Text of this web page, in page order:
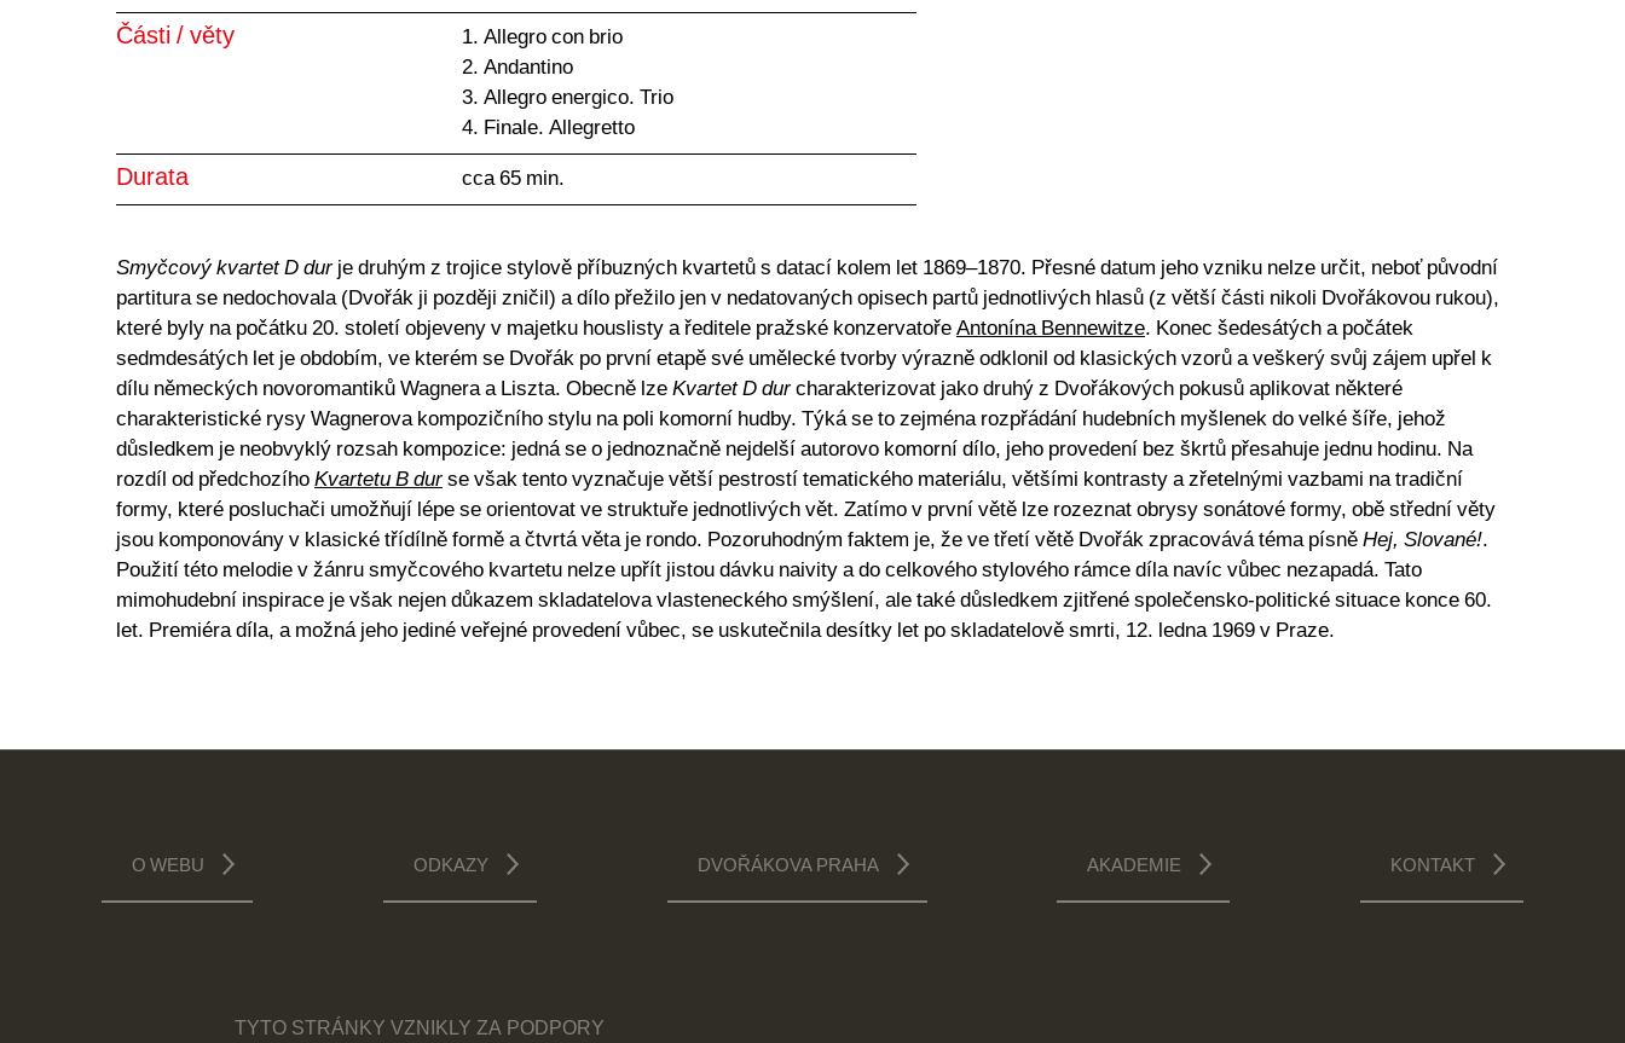
Části / věty
1. Allegro con brio
2. Andantino
3. Allegro energico. Trio
4. Finale. Allegretto
Durata cca 65 min.
Smyčcový kvartet D durje druhým z trojice stylově příbuzných kvartetů s datací kolem let 1869–1870. Přesné datum jeho vzniku nelze určit, neboť původní
partitura se nedochovala (Dvořák ji později zničil) a dílo přežilo jen v nedatovaných opisech partů jednotlivých hlasů (z větší části nikoli Dvořákovou rukou),
které byly na počátku 20. století objeveny v majetku houslisty a ředitele pražské konzervatoře Antonína Bennewitze. Konec šedesátých a počátek
sedmdesátých let je obdobím, ve kterém se Dvořák po první etapě své umělecké tvorby výrazně odklonil od klasických vzorů a veškerý svůj zájem upřel k
dílu německých novoromantiků Wagnera a Liszta. Obecně lze Kvartet D durcharakterizovat jako druhý z Dvořákových pokusů aplikovat některé
charakteristické rysy Wagnerova kompozičního stylu na poli komorní hudby. Týká se to zejména rozpřádání hudebních myšlenek do velké šíře, jehož
důsledkem je neobvyklý rozsah kompozice: jedná se o jednoznačně nejdelší autorovo komorní dílo, jeho provedení bez škrtů přesahuje jednu hodinu. Na
rozdíl od předchozího Kvartetu B dur se však tento vyznačuje větší pestrostí tematického materiálu, většími kontrasty a zřetelnými vazbami na tradiční
formy, které posluchači umožňují lépe se orientovat ve struktuře jednotlivých vět. Zatímo v první větě lze rozeznat obrysy sonátové formy, obě střední věty
jsou komponovány v klasické třídílně formě a čtvrtá věta je rondo. Pozoruhodným faktem je, že ve třetí větě Dvořák zpracovává téma písně Hej, Slované!.
Použití této melodie v žánru smyčcového kvartetu nelze upřít jistou dávku naivity a do celkového stylového rámce díla navíc vůbec nezapadá. Tato
mimohudební inspirace je však nejen důkazem skladatelova vlasteneckého smýšlení, ale také důsledkem zjitřené společensko-politické situace konce 60.
let. Premiéra díla, a možná jeho jediné veřejné provedení vůbec, se uskutečnila desítky let po skladatelově smrti, 12. ledna 1969 v Praze.
O WEBU ODKAZY DVOŘÁKOVA PRAHA AKADEMIE KONTAKT
TYTO STRÁNKY VZNIKLY ZA PODPORY